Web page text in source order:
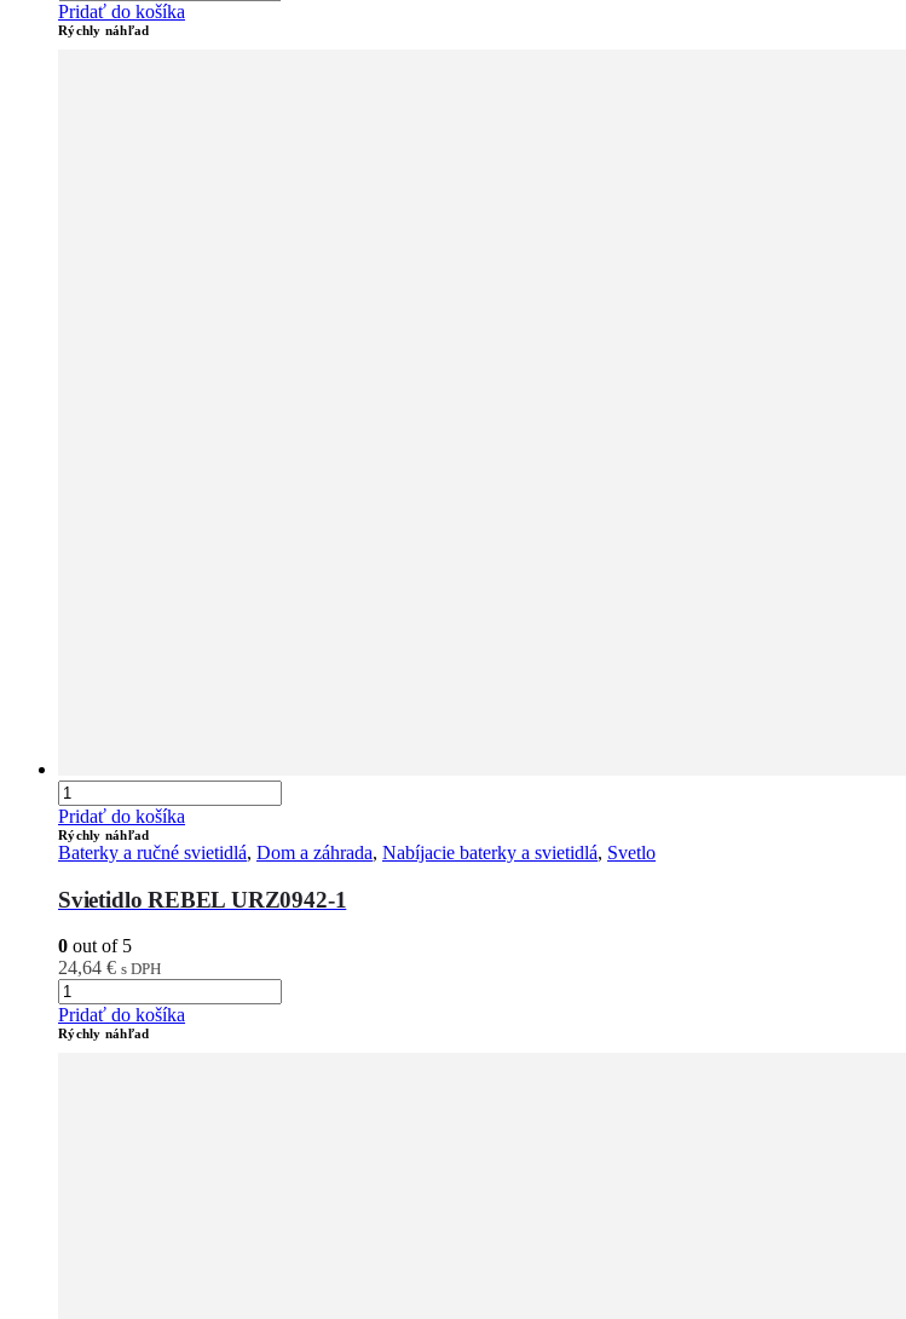
Pridať do košíka
Rýchly náhľad
Pridať do košíka
Rýchly náhľad
Baterky a ručné svietidlá, Dom a záhrada, Nabíjacie baterky a svietidlá, Svetlo
Svietidlo REBEL URZ0942-1
0 out of 5
24,64 € s DPH
Pridať do košíka
Rýchly náhľad